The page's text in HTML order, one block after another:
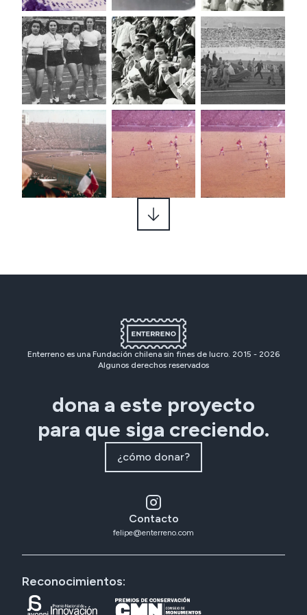
Enterreno es una Fundación chilena sin fines de lucro. 2015 - 2026
Algunos derechos reservados
dona a este proyecto
para que siga creciendo.
¿cómo donar?
Contacto
felipe@enterreno.com
Reconocimientos: